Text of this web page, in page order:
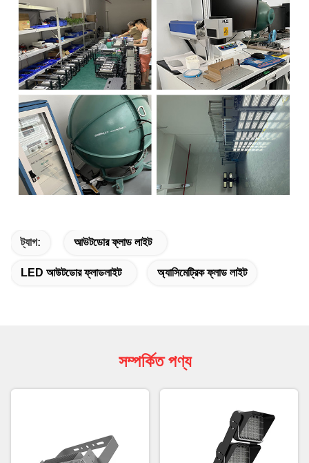
ট্যাগ: আউটডোর ফ্লাড লাইট
LED আউটডোর ফ্লাডলাইট অ্যাসিমেট্রিক ফ্লাড লাইট
সম্পর্কিত পণ্য